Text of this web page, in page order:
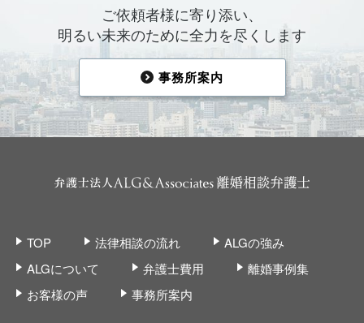
ご依頼者様に寄り添い、
明るい未来のために全力を尽くします
事務所案内
TOP 法律相談の流れ
ALGの強み
ALGについて
弁護士費用
離婚事例集
お客様の声
事務所案内